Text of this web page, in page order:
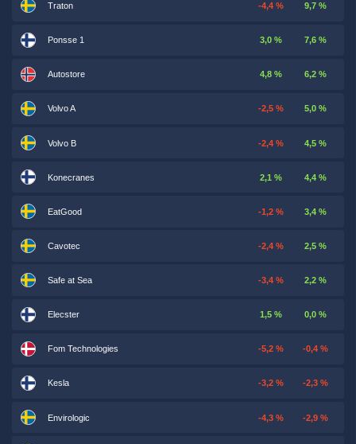
Traton -4,4 % 9,7 %
Ponsse 1 3,0 % 7,6 %
Autostore 4,8 % 6,2 %
Volvo A -2,5 % 5,0 %
Volvo B -2,4 % 4,5 %
Konecranes 2,1 % 4,4 %
EatGood -1,2 % 3,4 %
Cavotec -2,4 % 2,5 %
Safe at Sea -3,4 % 2,2 %
Elecster 1,5 % 0,0 %
Fom Technologies -5,2 % -0,4 %
Kesla -3,2 % -2,3 %
Envirologic -4,3 % -2,9 %